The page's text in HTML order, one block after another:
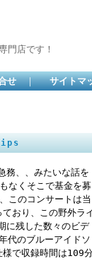
門店です！
せ ｜ サイトマ
務、、みたいな話を
なくそこで基金を募
このコンサートは当
おり、この野外ラ
に残した数々のビデ
代のブルーアイドソ
様で収録時間は109